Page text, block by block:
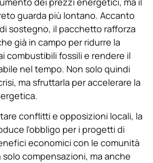
guarda più lontano. Accanto
sostegno, il pacchetto rafforza
già in campo per ridurre la
combustibili fossili e rendere il
nel tempo. Non solo quindi
ma sfruttarla per accelerare la
conflitti e opposizioni locali, la
l’obbligo per i progetti di
economici con le comunità
compensazioni, ma anche